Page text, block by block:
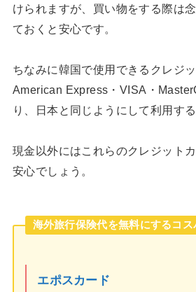
けられますが、買い物をする際は
ておくと安心です。
ちなみに韓国で使用できるクレジ
American Express・VISA・
り、日本と同じようにして利用す
現金以外にはこれらのクレジット
安心でしょう。
海外旅行保険代を無料にするコ
エポスカード